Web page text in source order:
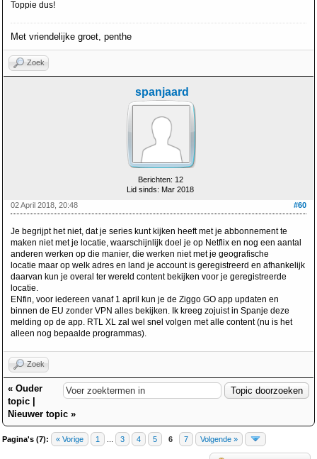
Toppie dus!
Met vriendelijke groet, penthe
Zoek
spanjaard
Berichten: 12
Lid sinds: Mar 2018
#60
02 April 2018, 20:48
Je begrijpt het niet, dat je series kunt kijken heeft met je abbonnement te
maken niet met je locatie, waarschijnlijk doel je op Netflix en nog een aantal
anderen werken op die manier, die werken niet met je geografische
locatie maar op welk adres en land je account is geregistreerd en afhankelijk
daarvan kun je overal ter wereld content bekijken voor je geregistreerde
locatie.
ENfin, voor iedereen vanaf 1 april kun je de Ziggo GO app updaten en
binnen de EU zonder VPN alles bekijken. Ik kreeg zojuist in Spanje deze
melding op de app. RTL XL zal wel snel volgen met alle content (nu is het
alleen nog bepaalde programmas).
Zoek
« Ouder
topic
Nieuwer topic »
Pagina's (7): « Vorige 1 3 4 5 6 7 Volgende »